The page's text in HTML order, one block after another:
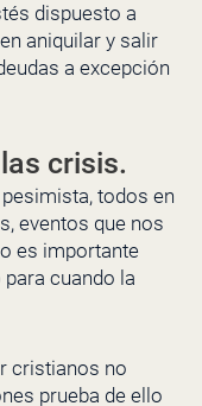
dispuesto a
aniquilar y salir
a excepción
crisis.
todos en
eventos que nos
es importante
cuando la
cristianos no
prueba de ello